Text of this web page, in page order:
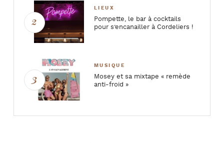
LIEUX
Pompette, le bar à cocktails
pour s’encanailler à Cordeliers !
MUSIQUE
Mosey et sa mixtape « remède
anti-froid »